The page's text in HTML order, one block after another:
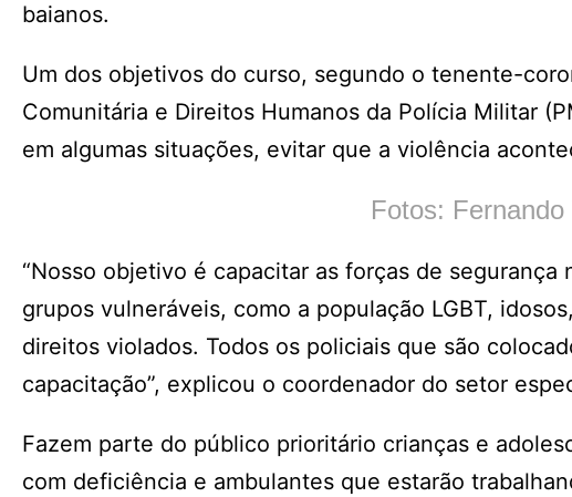
baianos.
Um dos objetivos do curso, segundo o tenente-
Comunitária e Direitos Humanos da Polícia Militar
em algumas situações, evitar que a violência
Fotos:
“Nosso objetivo é capacitar as forças de
grupos vulneráveis, como a população LGBT,
direitos violados. Todos os policiais que são
capacitação”, explicou o coordenador do setor
Fazem parte do público prioritário crianças e
com deficiência e ambulantes que estarão